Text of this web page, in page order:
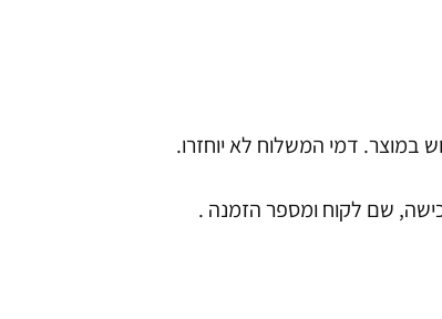
במוצר. דמי המשלוח לא יוחזרו.
שם לקוח ומספר הזמנה .